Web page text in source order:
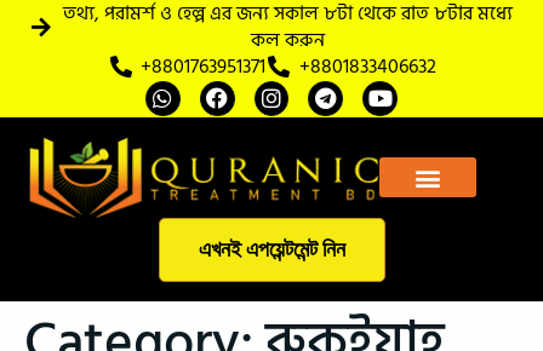
তথ্য, পরামর্শ ও হেল্প এর জন্য সকাল ৮টা থেকে রাত ৮টার মধ্যে
কল করুন
+8801763951371
+8801833406632
এখনই এপয়েন্টমেন্ট নিন